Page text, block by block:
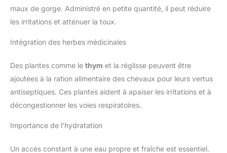
maux de gorge. Administré en petite quantité, il peut réduire
les irritations et atténuer la toux.
Intégration des herbes médicinales
Des plantes comme le thym et la réglisse peuvent être
ajoutées à la ration alimentaire des chevaux pour leurs vertus
antiseptiques. Ces plantes aident à apaiser les irritations et à
décongestionner les voies respiratoires.
Importance de l’hydratation
Un accès constant à une eau propre et fraîche est essentiel.